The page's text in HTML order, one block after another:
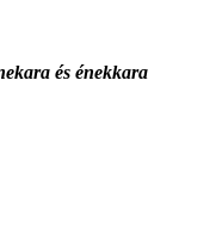
és énekkara